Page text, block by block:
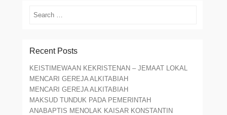
Search
Recent Posts
KEISTIMEWAAN KEKRISTENAN – JEMAAT LOKAL
MENCARI GEREJA ALKITABIAH
MENCARI GEREJA ALKITABIAH
MAKSUD TUNDUK PADA PEMERINTAH
ANABAPTIS MENOLAK KAISAR KONSTANTIN